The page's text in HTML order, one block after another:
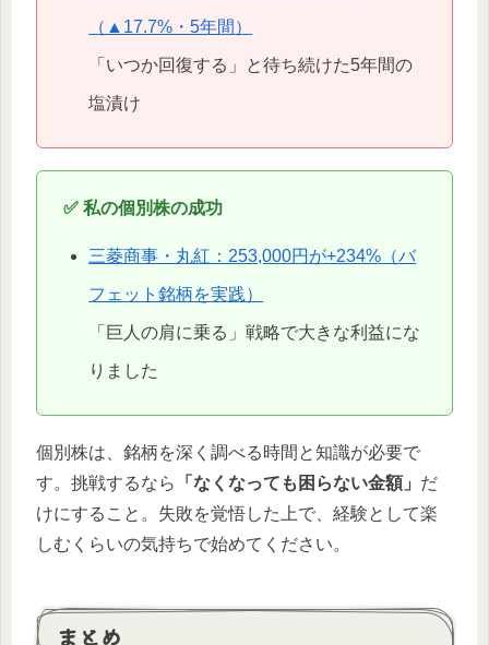
（▲17.7%・5年間）
「いつか回復する」と待ち続けた5年間の
塩漬け
✅ 私の個別株の成功
三菱商事・丸紅：253,000円が+234%（バ
フェット銘柄を実践）
「巨人の肩に乗る」戦略で大きな利益にな
りました
個別株は、銘柄を深く調べる時間と知識が必要で
す。挑戦するなら
「なくなっても困らない金額」 だ
けにすること。失敗を覚悟した上で、経験として楽
しむくらいの気持ちで始めてください。
まとめ